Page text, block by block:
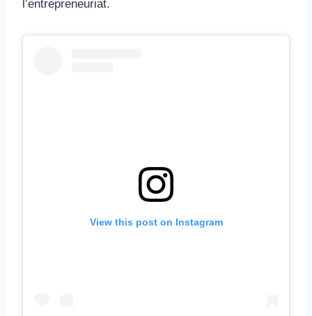
l’entrepreneuriat.
View this post on Instagram